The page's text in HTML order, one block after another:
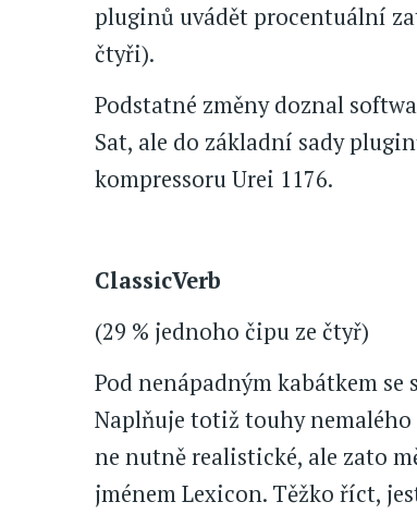
pluginů uvádět procentuální
čtyři).
Podstatné změny doznal
Sat, ale do základní sady
kompressoru Urei 1176.
ClassicVerb
(29 % jednoho čipu ze čtyř)
Pod nenápadným kabátkem
Naplňuje totiž touhy
ne nutně realistické, ale zato
jménem Lexicon. Těžko říct,